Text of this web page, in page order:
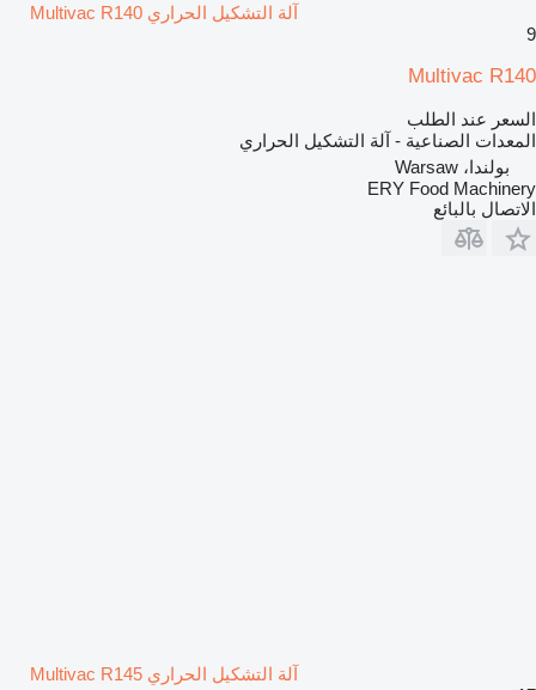
آلة التشكيل الحراري Multivac R140
9
Multivac R140
السعر عند الطلب
المعدات الصناعية - آلة التشكيل الحراري
بولندا، Warsaw
ERY Food Machinery
الاتصال بالبائع
آلة التشكيل الحراري Multivac R145